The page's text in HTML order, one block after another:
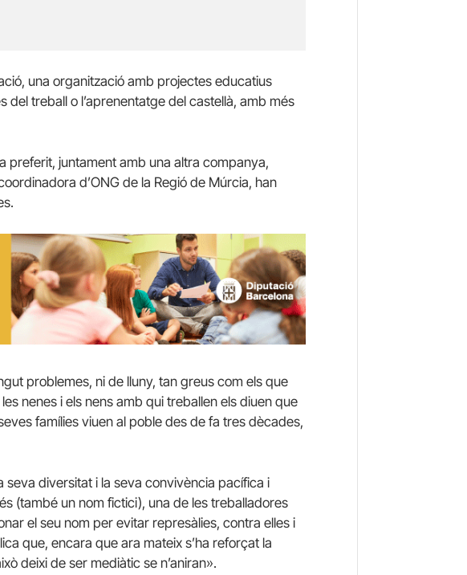
una organització amb projectes educatius
del treball o l’aprenentatge del castellà, amb més
preferit, juntament amb una altra companya,
d’ONG de la Regió de Múrcia, han
problemes, ni de lluny, tan greus com els que
nenes i els nens amb qui treballen els diuen que
famílies viuen al poble des de fa tres dècades,
seva diversitat i la seva convivència pacífica i
(també un nom fictici), una de les treballadores
el seu nom per evitar represàlies, contra elles i
que, encara que ara mateix s’ha reforçat la
deixi de ser mediàtic se n’aniran».